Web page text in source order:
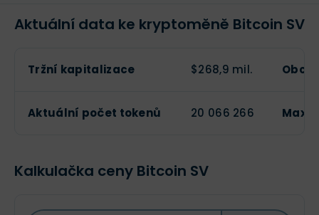
Aktuální data ke kryptoměně Bitcoin SV
Tržní kapitalizace $268,9 mil.
Aktuální počet tokenů 20 066 266
Kalkulačka ceny Bitcoin SV